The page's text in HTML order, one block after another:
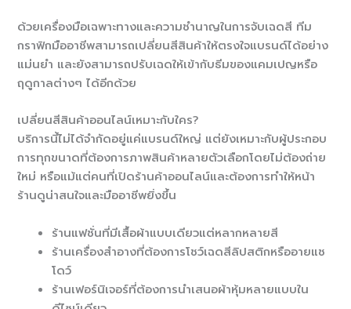
ด้วยเครื่องมือเฉพาะทางและความชำนาญในการจับเฉดสี ทีม
กราฟิกมืออาชีพสามารถเปลี่ยนสีสินค้าให้ตรงใจแบรนด์ได้อย่าง
แม่นยำ และยังสามารถปรับเฉดให้เข้ากับธีมของแคมเปญหรือ
ฤดูกาลต่างๆ ได้อีกด้วย
เปลี่ยนสีสินค้าออนไลน์เหมาะกับใคร?
บริการนี้ไม่ได้จำกัดอยู่แค่แบรนด์ใหญ่ แต่ยังเหมาะกับผู้ประกอบ
การทุกขนาดที่ต้องการภาพสินค้าหลายตัวเลือกโดยไม่ต้องถ่าย
ใหม่ หรือแม้แต่คนที่เปิดร้านค้าออนไลน์และต้องการทำให้หน้า
ร้านดูน่าสนใจและมืออาชีพยิ่งขึ้น
ร้านแฟชั่นที่มีเสื้อผ้าแบบเดียวแต่หลากหลายสี
ร้านเครื่องสำอางที่ต้องการโชว์เฉดสีลิปสติกหรืออายแช
โดว์
ร้านเฟอร์นิเจอร์ที่ต้องการนำเสนอผ้าหุ้มหลายแบบใน